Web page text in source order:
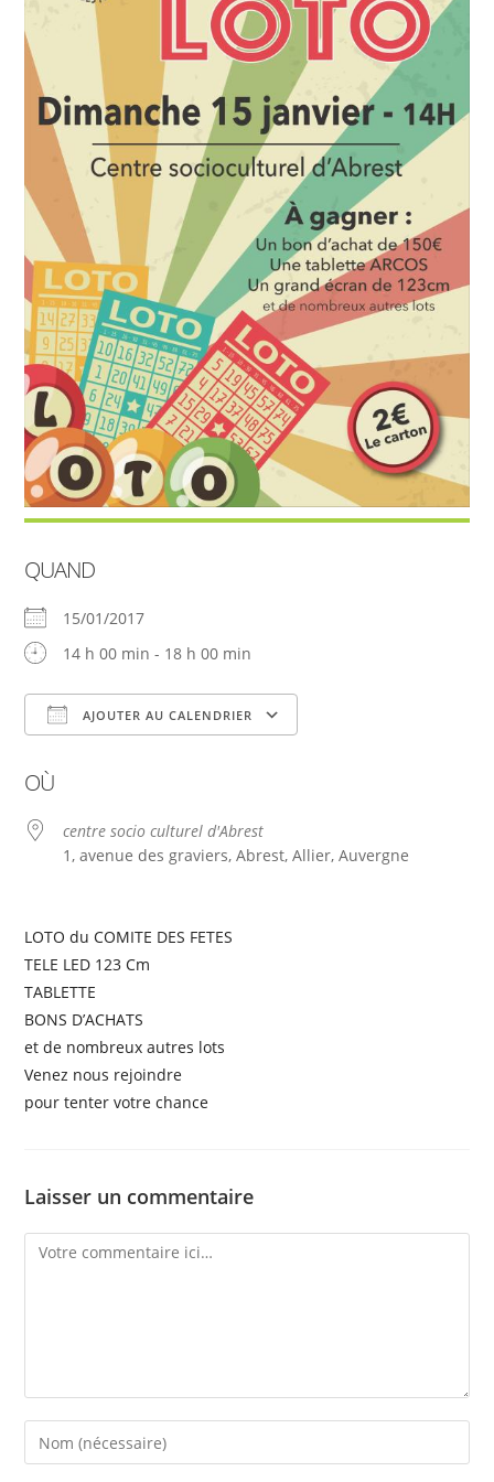
QUAND
15/01/2017
14 h 00 min - 18 h 00 min
AJOUTER AU CALENDRIER
OÙ
centre socio culturel d'Abrest
1, avenue des graviers, Abrest, Allier, Auvergne
LOTO du COMITE DES FETES
TELE LED 123 Cm
TABLETTE
BONS D’ACHATS
et de nombreux autres lots
Venez nous rejoindre
pour tenter votre chance
Laisser un commentaire